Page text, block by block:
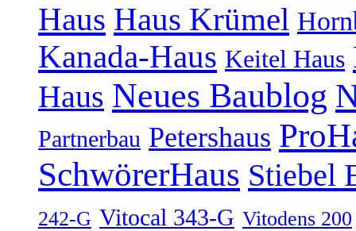
Haus Haus Krümel
Kanada-Haus Keitel Haus
Haus Neues Baublog
Partnerbau Petershaus
SchwörerHaus Stiebel
242-G Vitocal 343-G Vitodens 200